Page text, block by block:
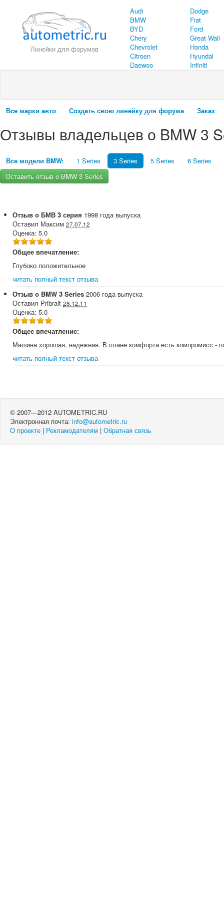
Линейки для форумов
Audi
BMW
BYD
Chery
Chevrolet
Citroen
Daewoo
Dodge
Fiat
Ford
Great Wall
Honda
Hyundai
Infiniti
Все марки авто Создать свою линейку для форума Заказ
Отзывы владельцев о BMW 3
Все модели BMW: 1 Series 3 Series 5 Series
6 Series
Оставить отзыв о BMW 3 Series
Отзыв о БМВ 3 серия 1998 года выпуска
Оставил Максим 27.07.12
Оценка: 5.0
Общее впечатление:
Глубоко положительное
читать полный текст отзыва
Отзыв о BMW 3 Series 2006 года выпуска
Оставил Pribralt 28.12.11
Оценка: 5.0
Общее впечатление:
Машина хорошая, надежная. В плане комфорта есть компромисс -
читать полный текст отзыва
© 2007—2012 AUTOMETRIC.RU
Электронная почта: info@autometric.ru
О проекте | Рекламодателям | Обратная связь